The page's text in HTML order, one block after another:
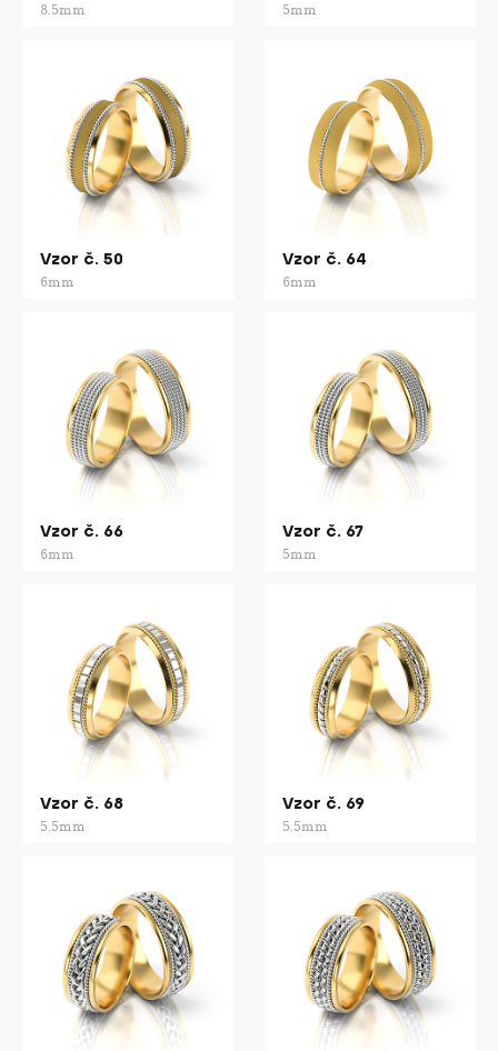
8.5mm 5mm
Vzor č. 50
6mm
Vzor č. 64
6mm
Vzor č. 66
6mm
Vzor č. 67
5mm
Vzor č. 68
5.5mm
Vzor č. 69
5.5mm